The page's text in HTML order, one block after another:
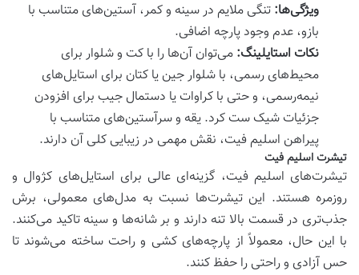
ویژگی‌ها: تنگی ملایم در سینه و کمر، آستین‌های متناسب با
بازو، عدم وجود پارچه اضافی.
نکات استایلینگ: می‌توان آن‌ها را با کت و شلوار برای
محیط‌های رسمی، با شلوار جین یا کتان برای استایل‌های
نیمه‌رسمی، و حتی با کراوات یا دستمال جیب برای افزودن
جزئیات شیک ست کرد. یقه و سرآستین‌های متناسب با
پیراهن اسلیم فیت، نقش مهمی در زیبایی کلی آن دارند.
تیشرت اسلیم فیت
تیشرت‌های اسلیم فیت، گزینه‌ای عالی برای استایل‌های کژوال و
روزمره هستند. این تیشرت‌ها نسبت به مدل‌های معمولی، برش
جذب‌تری در قسمت بالا تنه دارند و بر شانه‌ها و سینه تاکید می‌کنند.
با این حال، معمولاً از پارچه‌های کشی و راحت ساخته می‌شوند تا
حس آزادی و راحتی را حفظ کنند.